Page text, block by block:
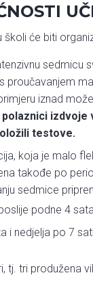
školi će biti
sedmicu
proučavanjem
iznad
polaznici
testove.
koja je malo
takođe po
sedmice
podne 4
i nedjelja po 7
tj. tri produžena